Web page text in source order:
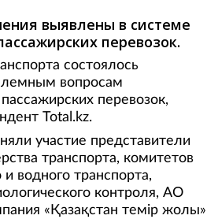
выявлены в системе
перевозок.
состоялось
вопросам
перевозок,
Total.kz.
участие представители
транспорта, комитетов
водного транспорта,
контроля, АО
«Қазақстан темір жолы»